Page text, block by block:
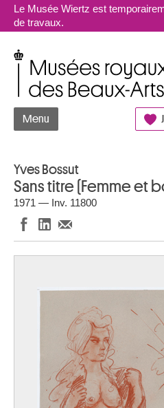
Le Musée Wiertz est
de travaux.
Menu
Yves Bossut
Sans titre (Femme et
1971 — Inv. 11800